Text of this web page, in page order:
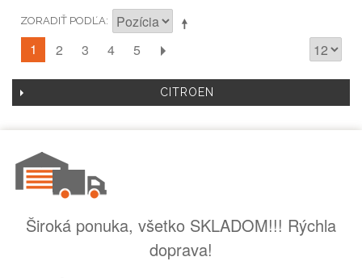
ZORADIŤ PODĽA
1 2 3 4 5
CITROEN
Široká ponuka, všetko SKLADOM!!! Rýchla
doprava!